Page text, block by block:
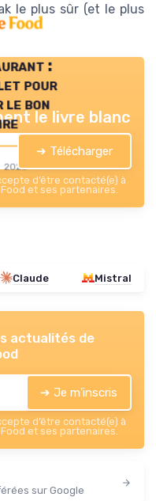
le plus sûr (et le plus
:
pour
bon
2026
le livre blanc
➔ Télécharger
d’être contacté(e) à
et ses partenaires.
Claude Mistral
actualités de
➔ Je m'inscris
d’être contacté(e) à
et ses partenaires.
sur Google